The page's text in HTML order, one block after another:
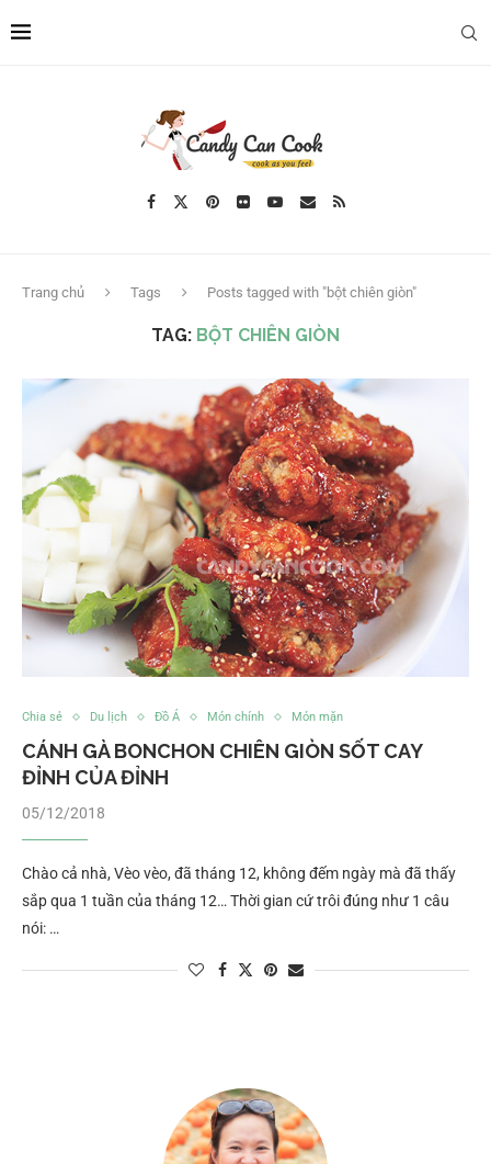
Trang chủ Tags Posts tagged with "bột chiên giòn"
TAG: BỘT CHIÊN GIÒN
Chia sẻ Du lịch Đồ Á Món chính Món mặn
CÁNH GÀ BONCHON CHIÊN GIÒN SỐT CAY
ĐỈNH CỦA ĐỈNH
05/12/2018
Chào cả nhà, Vèo vèo, đã tháng 12, không đếm ngày mà đã thấy
sắp qua 1 tuần của tháng 12… Thời gian cứ trôi đúng như 1 câu
nói: …